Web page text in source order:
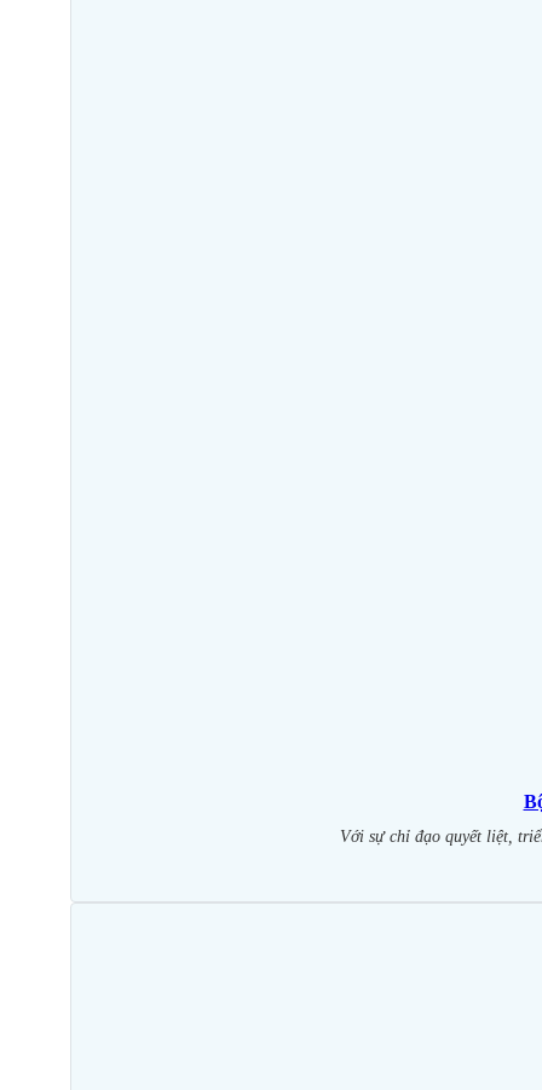
Với sự chỉ đạo quyết liệt,